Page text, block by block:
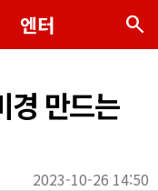
엔터 search
만드는
2023-10-26 14:50